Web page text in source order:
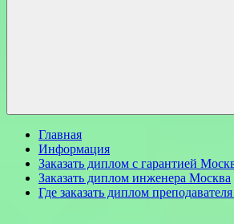
Главная
Информация
Заказать диплом с гарантией
Заказать диплом инженера Москва
Где заказать диплом